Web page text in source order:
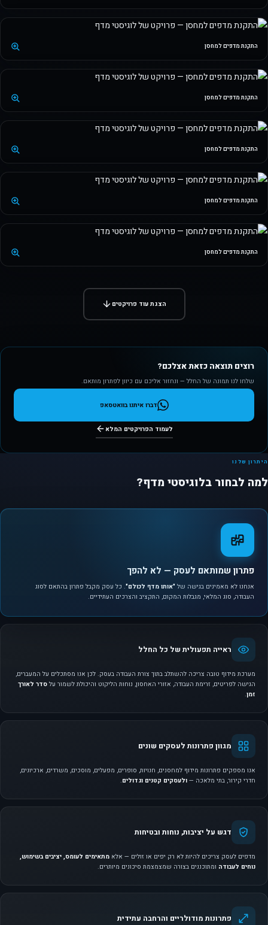
התקנת מדפים למחסן
התקנת מדפים למחסן
התקנת מדפים למחסן
התקנת מדפים למחסן
התקנת מדפים למחסן
הצגת עוד פרויקטים
רוצים תוצאה כזאת אצלכם?
שלחו לנו תמונה של החלל — ונחזור אליכם עם כיוון לפתרון מותאם.
דברו איתנו בוואטסאפ
לעמוד הפרויקטים המלא
היתרון שלנו
למה לבחור בלוגיסטי מדף?
פתרון שמותאם לעסק — לא להפך
אנחנו לא מאמינים בגישה של "אותו מדף לכולם". כל עסק מקבל פתרון בהתאם לסוג
העבודה, סוג המלאי, מגבלות המקום, התקציב והצרכים העתידיים.
ראייה תפעולית של כל החלל
מערכת מידוף טובה צריכה להשתלב בתוך צורת העבודה בעסק. לכן אנו מסתכלים על המעברים,
הגישה לפריטים, זרימת העבודה, אזורי האחסון, נוחות הליקוט והיכולת לשמור על סדר לאורך
זמן.
מגוון פתרונות לעסקים שונים
אנו מספקים פתרונות מידוף למחסנים, חנויות, סופרים, מפעלים, מוסכים, משרדים, ארכיונים,
חדרי קירור, בתי מלאכה — ולעסקים קטנים וגדולים.
דגש על יציבות, נוחות ובטיחות
מדפים לעסק צריכים להיות לא רק יפים או זולים — אלא מתאימים לעומס, יציבים בשימוש,
נוחים לעבודה ומתוכננים בצורה שמצמצמת סיכונים מיותרים.
פתרונות מודולריים והרחבה עתידית